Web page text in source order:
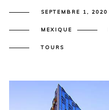
SEPTEMBRE 1, 2020
MEXIQUE
TOURS